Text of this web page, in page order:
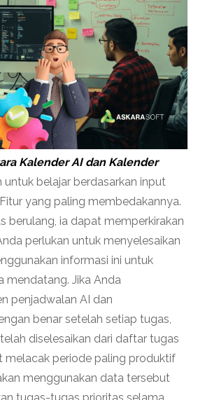
Kalender AI dan Kalender
belajar berdasarkan input
yang paling membedakannya.
berulang, ia dapat memperkirakan
perlukan untuk menyelesaikan
informasi ini untuk
mendatang. Jika Anda
penjadwalan AI dan
benar setelah setiap tugas,
diselesaikan dari daftar tugas
melacak periode paling produktif
menggunakan data tersebut
tugas-tugas prioritas selama